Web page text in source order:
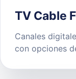
TV Cable
Canales
con opciones